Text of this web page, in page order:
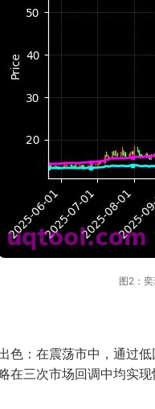
图2：
色：在震荡市中，通过
在三次市场回调中均实现